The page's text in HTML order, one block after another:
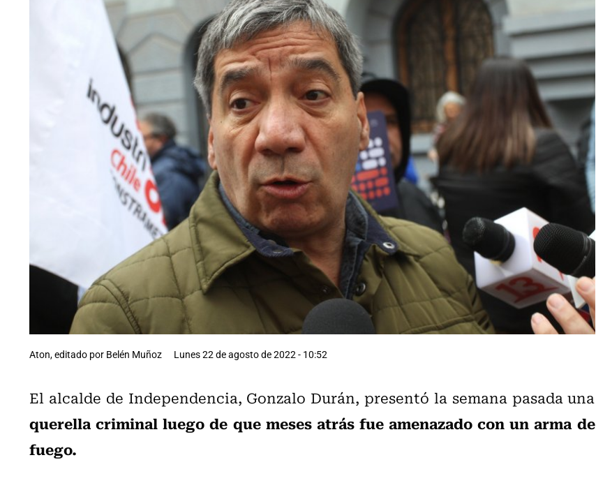
Aton, editado por Belén Muñoz Lunes 22 de agosto de 2022 - 10:52
El alcalde de Independencia, Gonzalo Durán, presentó la semana pasada una
querella criminal luego de que meses atrás fue amenazado con un arma de
fuego.